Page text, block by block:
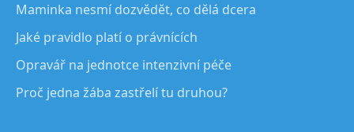
Maminka nesmí dozvědět, co dělá dcera
Jaké pravidlo platí o právnících
Opravář na jednotce intenzivní péče
Proč jedna žába zastřelí tu druhou?